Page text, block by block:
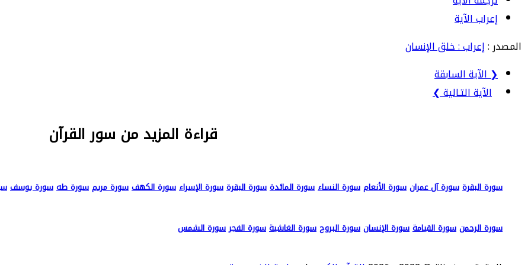
إعراب الآية
المصدر :إعراب : خلق الإنسان
❮ الآية السابقة
الآية التـالية ❯
قراءة المزيد من سور القرآن
سورة البقرة سورة آل عمران سورة الأنعام سورة النساء سورة المائدة سورة البقرة سورة الإسراء سورة الكهف سورة مريم سورة طه سورة يوسف
سورة الرحمن سورة القيامة سورة الإنسان سورة البروج سورة الغاشية سورة الفجر سورة الشمس